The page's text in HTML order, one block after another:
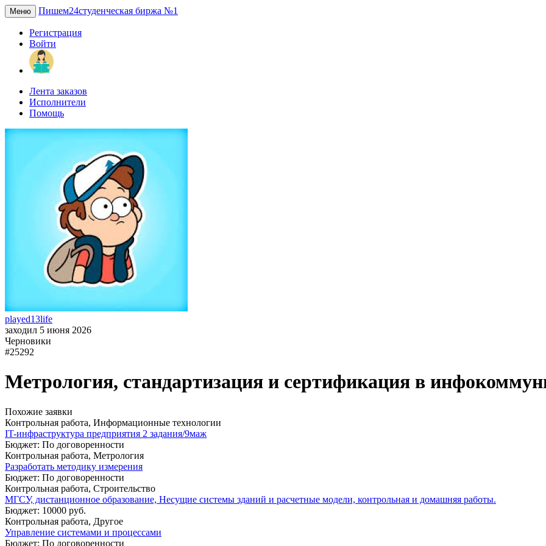
Меню Пишем24студенческая биржа №1
Регистрация
Войти
Лента заказов
Исполнители
Помощь
played13life
заходил 5 июня 2026
Черновики
#25292
Метрология, стандартизация и сертификация в
Похожие заявки
Контрольная работа, Информационные технологии
IT-инфраструктура предприятия 2 задания/9маж
Бюджет: По договоренности
Контрольная работа, Метрология
Разработать методику измерения
Бюджет: По договоренности
Контрольная работа, Строительство
МГСУ, дистанционное образование, Несущие системы зданий и расчетные модели, контрольная и домашняя работы.
Бюджет: 10000 руб.
Контрольная работа, Другое
Управление системами и процессами
Бюджет: По договоренности